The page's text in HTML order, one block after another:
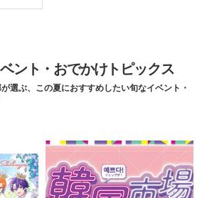
ント・おでかけトピックス
選ぶ、この夏におすすめしたい旬なイベント・